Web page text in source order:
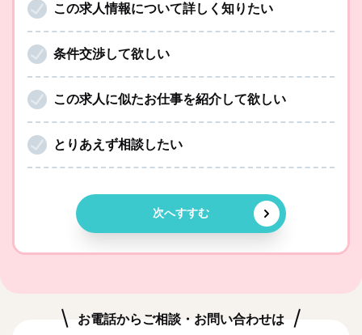
この求人情報について詳しく知りたい
条件交渉して欲しい
この求人に似たお仕事を紹介して欲しい
とりあえず相談したい
次へすすむ
お電話からご相談・お問い合わせは